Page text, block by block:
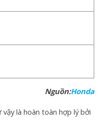
Nguồn:Honda
vậy là hoàn toàn hợp lý bởi